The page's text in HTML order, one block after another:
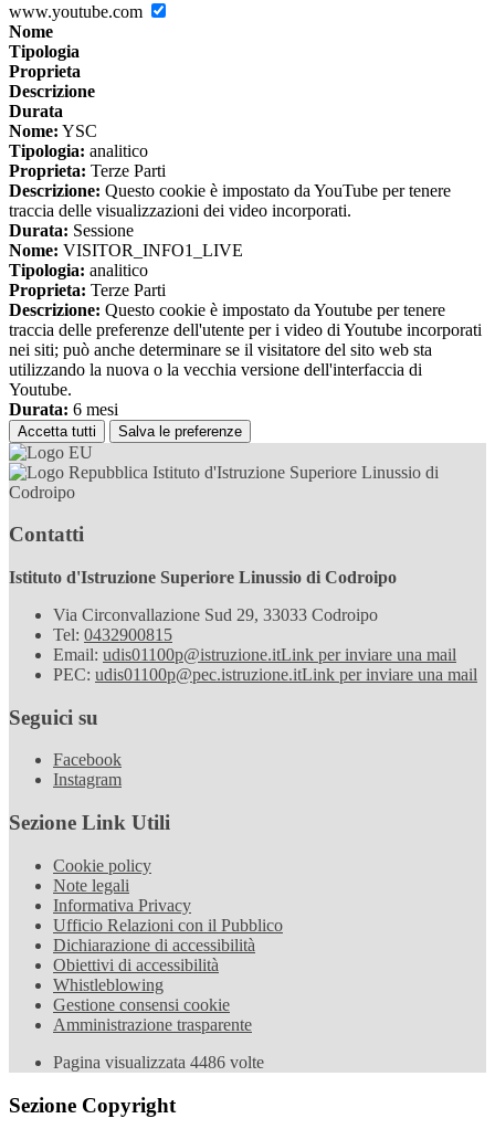
www.youtube.com
Nome
Tipologia
Proprieta
Descrizione
Durata
Nome: YSC
Tipologia: analitico
Proprieta: Terze Parti
Descrizione: Questo cookie è impostato da YouTube per tenere
traccia delle visualizzazioni dei video incorporati.
Durata: Sessione
Nome: VISITOR_INFO1_LIVE
Tipologia: analitico
Proprieta: Terze Parti
Descrizione: Questo cookie è impostato da Youtube per tenere
traccia delle preferenze dell'utente per i video di Youtube incorporati
nei siti; può anche determinare se il visitatore del sito web sta
utilizzando la nuova o la vecchia versione dell'interfaccia di
Youtube.
Durata: 6 mesi
Accetta tutti Salva le preferenze
Istituto d'Istruzione Superiore Linussio di
Codroipo
Contatti
Istituto d'Istruzione Superiore Linussio di Codroipo
Via Circonvallazione Sud 29, 33033 Codroipo
Tel: 0432900815
Email: udis01100p@istruzione.itLink per inviare una mail
PEC: udis01100p@pec.istruzione.itLink per inviare una mail
Seguici su
Facebook
Instagram
Sezione Link Utili
Cookie policy
Note legali
Informativa Privacy
Ufficio Relazioni con il Pubblico
Dichiarazione di accessibilità
Obiettivi di accessibilità
Whistleblowing
Gestione consensi cookie
Amministrazione trasparente
Pagina visualizzata 4486 volte
Sezione Copyright